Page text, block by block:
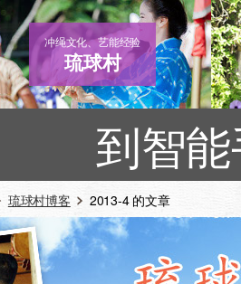
冲绳文化、艺能经验
琉球村
到智
琉球村博客 2013-4 的文章